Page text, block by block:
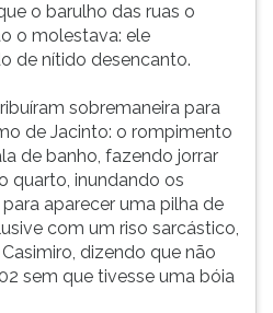
o barulho das ruas o
o molestava: ele
de nítido desencanto.
sobremaneira para
de Jacinto: o rompimento
de banho, fazendo jorrar
quarto, inundando os
aparecer uma pilha de
com um riso sarcástico,
dizendo que não
sem que tivesse uma bóia